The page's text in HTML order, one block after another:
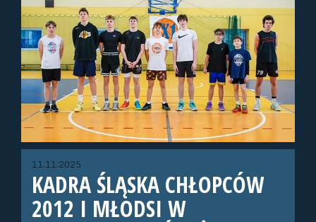
11.11.2025
KADRA ŚLĄSKA CHŁOPCÓW
2012 I MŁODSI W